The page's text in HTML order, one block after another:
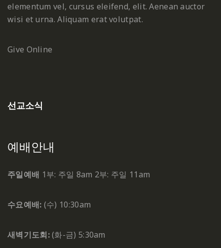
elementum vel, cursus eleifend, elit. Aenean auctor
wisi et urna. Aliquam erat volutpat.
Give Online
선교소식
예배안내
주일예배 1부: 주일 8am 2부: 주일 11am
수요예배: (수) 10:30am
새벽기도회:(화-금) 5:30am